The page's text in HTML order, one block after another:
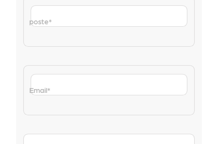
poste*
Email*